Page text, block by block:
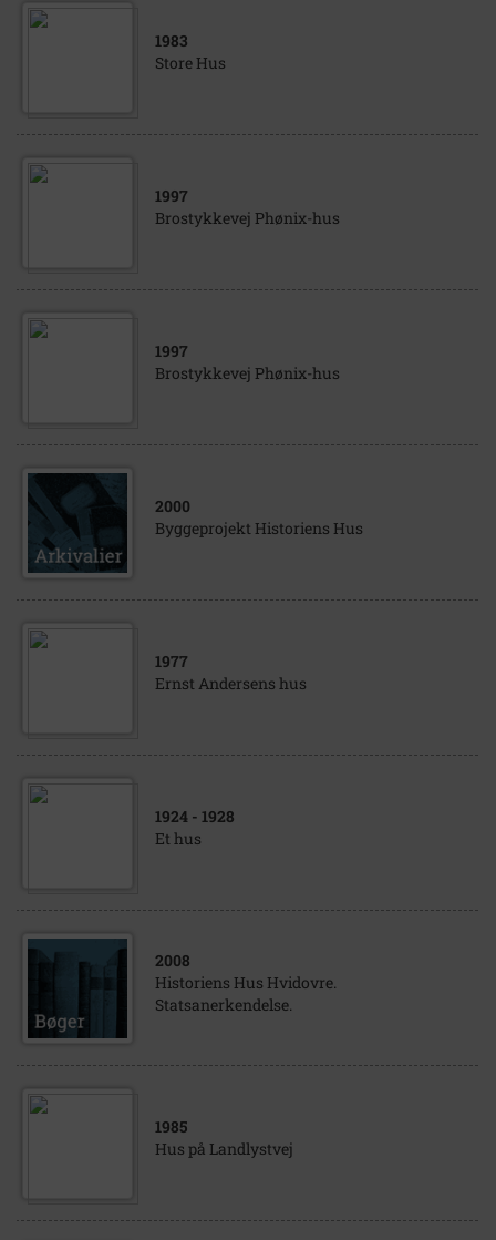
1983
Store Hus
1997
Brostykkevej Phønix-hus
1997
Brostykkevej Phønix-hus
2000
Byggeprojekt Historiens Hus
1977
Ernst Andersens hus
1924 - 1928
Et hus
2008
Historiens Hus Hvidovre.
Statsanerkendelse.
1985
Hus på Landlystvej